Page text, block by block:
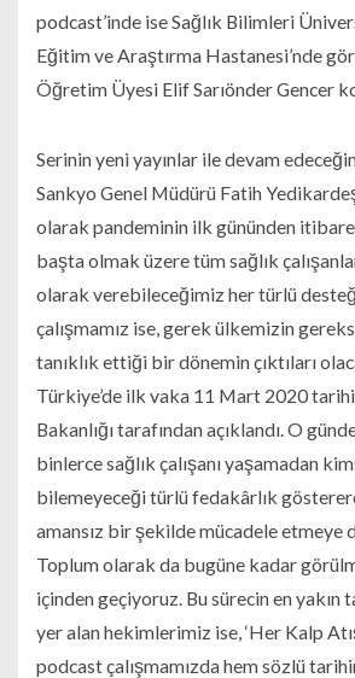
podcast’inde ise Sağlık Bilimleri
Eğitim ve Araştırma Hastanesi’nde
Öğretim Üyesi Elif Sarıönder Gencer
Serinin yeni yayınlar ile devam
Sankyo Genel Müdürü Fatih
olarak pandeminin ilk gününden
başta olmak üzere tüm sağlık
olarak verebileceğimiz her türlü
çalışmamız ise, gerek ülkemizin
tanıklık ettiği bir dönemin çıktıları
Türkiye’de ilk vaka 11 Mart 2020
Bakanlığı tarafından açıklandı. O
binlerce sağlık çalışanı yaşamadan
bilemeyeceği türlü fedakârlık
amansız bir şekilde mücadele etmeye
Toplum olarak da bugüne kadar
içinden geçiyoruz. Bu sürecin en yakın
yer alan hekimlerimiz ise, ‘Her Kalp
podcast çalışmamızda hem sözlü